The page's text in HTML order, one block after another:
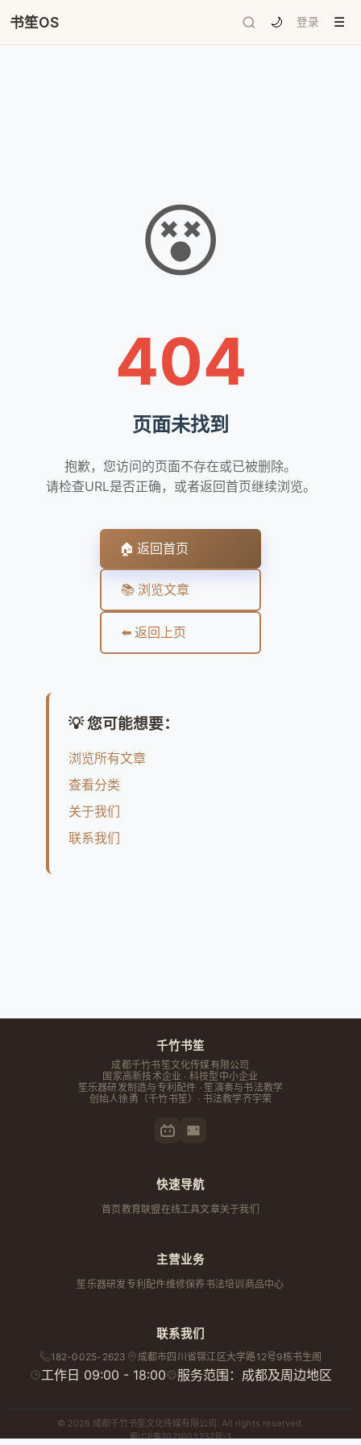
书笙OS 🌙 登录 ☰
😵
404
页面未找到
抱歉，您访问的页面不存在或已被删除。
请检查URL是否正确，或者返回首页继续浏览。
🏠 返回首页
📚 浏览文章
⬅️ 返回上页
💡 您可能想要：
浏览所有文章
查看分类
关于我们
联系我们
千竹书笙
成都千竹书笙文化传媒有限公司
国家高新技术企业 · 科技型中小企业
笙乐器研发制造与专利配件 · 笙演奏与书法教学
创始人徐勇 （千竹书笙）· 书法教学齐宇荣
快速导航
首页教育联盟在线工具文章关于我们
主营业务
笙乐器研发专利配件维修保养 书法培训 商品中心
联系我们
182-0025-2623 成都市四川省锦江区大学路12号9栋书生阁
工作日 09:00 - 18:00 服务范围：成都及周边地区
© 2026 成都千竹书笙文化传媒有限公司. All rights reserved.
蜀ICP备2021003237号-1